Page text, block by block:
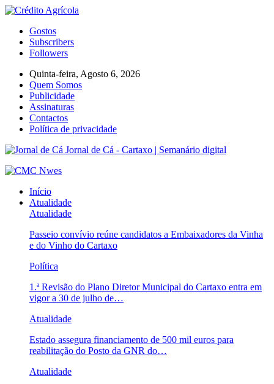
Gostos
Subscribers
Followers
Quinta-feira, Agosto 6, 2026
Quem Somos
Publicidade
Assinaturas
Contactos
Política de privacidade
Jornal de Cá - Cartaxo | Semanário digital
Início
Atualidade
Atualidade
Passeio convívio reúne candidatos a Embaixadores da Vinha
e do Vinho do Cartaxo
Política
1.ª Revisão do Plano Diretor Municipal do Cartaxo entra em
vigor a 30 de julho de…
Atualidade
Estado assegura financiamento de 500 mil euros para
reabilitação do Posto da GNR do…
Atualidade